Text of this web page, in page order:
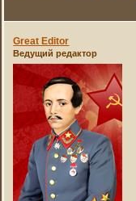
Great Editor
Ведущий редактор